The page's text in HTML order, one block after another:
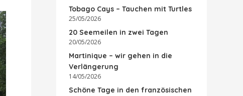
Tobago Cays – Tauchen mit Turtles
25/05/2026
20 Seemeilen in zwei Tagen
20/05/2026
Martinique – wir gehen in die
Verlängerung
14/05/2026
Schöne Tage in den französischen